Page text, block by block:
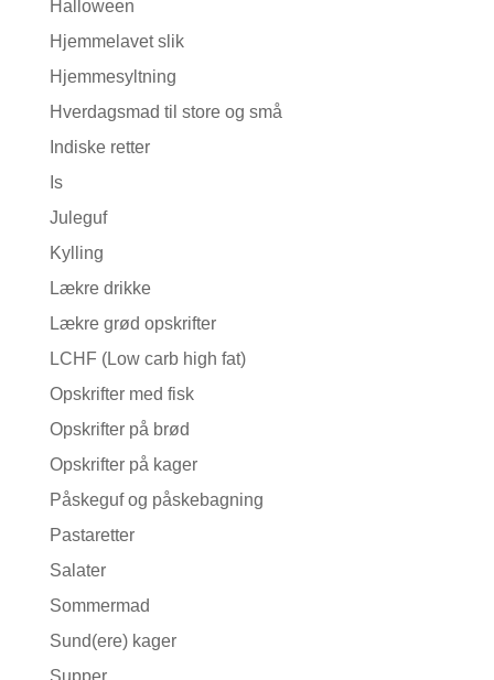
Halloween
Hjemmelavet slik
Hjemmesyltning
Hverdagsmad til store og små
Indiske retter
Is
Juleguf
Kylling
Lækre drikke
Lækre grød opskrifter
LCHF (Low carb high fat)
Opskrifter med fisk
Opskrifter på brød
Opskrifter på kager
Påskeguf og påskebagning
Pastaretter
Salater
Sommermad
Sund(ere) kager
Supper